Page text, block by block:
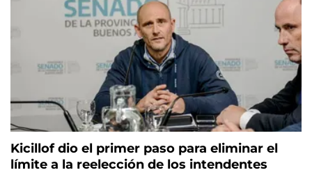
Kicillof dio el primer paso para eliminar el
límite a la reelección de los intendentes